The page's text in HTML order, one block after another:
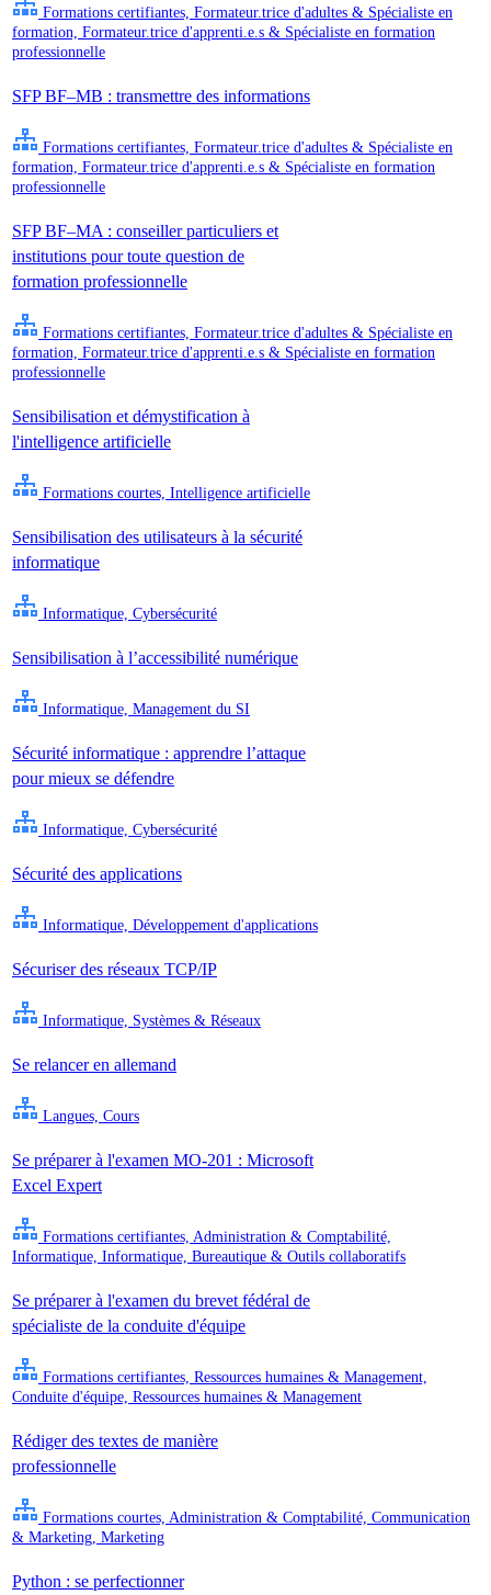
Formations certifiantes, Formateur.trice d'adultes & Spécialiste en
formation, Formateur.trice d'apprenti.e.s & Spécialiste en formation
professionnelle
SFP BF–MB : transmettre des informations
Formations certifiantes, Formateur.trice d'adultes & Spécialiste en
formation, Formateur.trice d'apprenti.e.s & Spécialiste en formation
professionnelle
SFP BF–MA : conseiller particuliers et
institutions pour toute question de
formation professionnelle
Formations certifiantes, Formateur.trice d'adultes & Spécialiste en
formation, Formateur.trice d'apprenti.e.s & Spécialiste en formation
professionnelle
Sensibilisation et démystification à
l'intelligence artificielle
Formations courtes, Intelligence artificielle
Sensibilisation des utilisateurs à la sécurité
informatique
Informatique, Cybersécurité
Sensibilisation à l’accessibilité numérique
Informatique, Management du SI
Sécurité informatique : apprendre l’attaque
pour mieux se défendre
Informatique, Cybersécurité
Sécurité des applications
Informatique, Développement d'applications
Sécuriser des réseaux TCP/IP
Informatique, Systèmes & Réseaux
Se relancer en allemand
Langues, Cours
Se préparer à l'examen MO-201 : Microsoft
Excel Expert
Formations certifiantes, Administration & Comptabilité,
Informatique, Informatique, Bureautique & Outils collaboratifs
Se préparer à l'examen du brevet fédéral de
spécialiste de la conduite d'équipe
Formations certifiantes, Ressources humaines & Management,
Conduite d'équipe, Ressources humaines & Management
Rédiger des textes de manière
professionnelle
Formations courtes, Administration & Comptabilité, Communication
& Marketing, Marketing
Python : se perfectionner